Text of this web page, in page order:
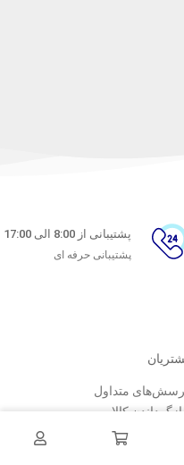
پشتیبانی از 8:00 الی 17:00
پشتیبانی حرفه ای
متداول
کالا